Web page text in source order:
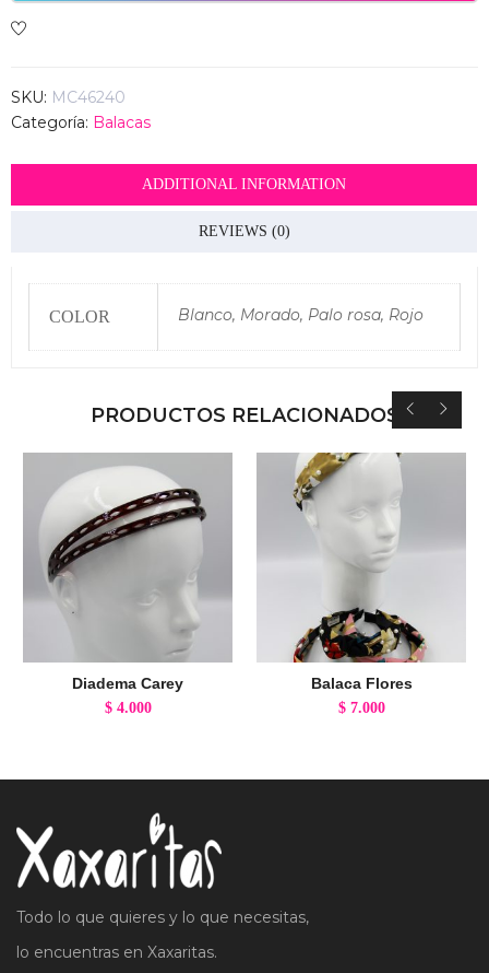
SKU: MC46240
Categoría: Balacas
ADDITIONAL INFORMATION
REVIEWS (0)
COLOR Blanco, Morado, Palo rosa, Rojo
PRODUCTOS RELACIONADOS
Diadema Carey
$4.000
Balaca Flores
$7.000
Todo lo que quieres y lo que necesitas,
lo encuentras en Xaxaritas.